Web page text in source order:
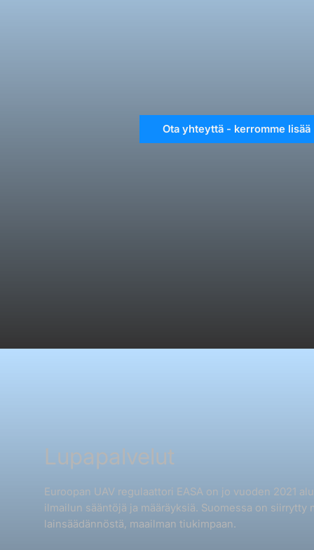
Ota yhteyttä - kerromme lisää
Lupapalvelut
Euroopan UAV regulaattori EASA on jo vuoden 2021
ilmailun sääntöjä ja määräyksiä. Suomessa on siirrytty
lainsäädännöstä, maailman tiukimpaan.